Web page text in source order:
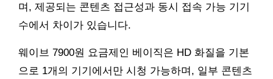
며, 제공되는 콘텐츠 접근성과 동시 접속 가능 기기
수에서 차이가 있습니다.
웨이브 7900원 요금제인 베이직은 HD 화질을 기본
으로 1개의 기기에서만 시청 가능하며, 일부 콘텐츠